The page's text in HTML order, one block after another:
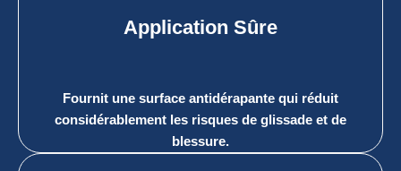
Application Sûre
Fournit une surface antidérapante qui réduit
considérablement les risques de glissade et de
blessure.